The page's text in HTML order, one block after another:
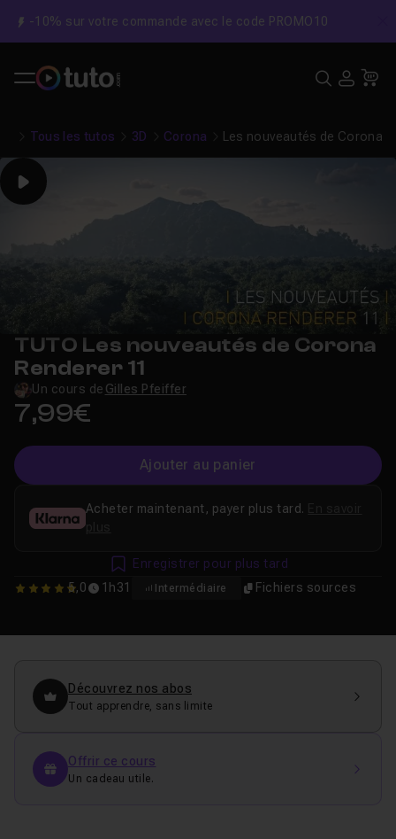
-10% sur votre commande avec le code PROMO10
Tous les tutos 3D Corona Les nouveautés de Corona
Play
TUTO Les nouveautés de Corona
Renderer 11
Un cours de Gilles Pfeiffer
7,99€
Ajouter au panier
5 5,0 1h31 Intermédiaire Fichiers sources
Acheter maintenant, payer plus tard.
plus
Enregistrer pour plus tard
Découvrez nos abos
Tout apprendre, sans limite
Offrir ce cours
Un cadeau utile.